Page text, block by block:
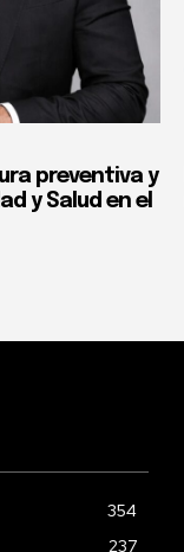
preventiva y
y Salud en el
354
237